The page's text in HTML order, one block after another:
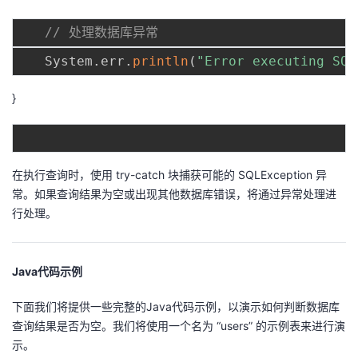
// 处理数据库异常
   System
. err . println ( "Error executing
}
在执行查询时，使用 try-catch 块捕获可能的 SQLException 异
常。如果查询结果为空或出现其他数据库错误，将通过异常处理进
行处理。
Java代码示例
下面我们将提供一些完整的Java代码示例，以演示如何判断数据库
查询结果是否为空。我们将使用一个名为 “users” 的示例表来进行演
示。